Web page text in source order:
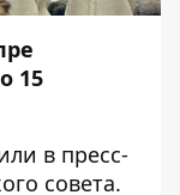
15
в пресс-
совета.